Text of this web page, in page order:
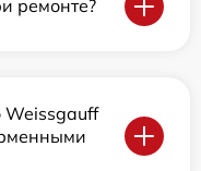
ремонте?
Weissgauff